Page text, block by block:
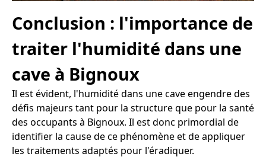
Conclusion : l'importance de
traiter l'humidité dans une
cave à Bignoux
Il est évident, l'humidité dans une cave engendre des
défis majeurs tant pour la structure que pour la santé
des occupants à Bignoux. Il est donc primordial de
identifier la cause de ce phénomène et de appliquer
les traitements adaptés pour l'éradiquer.